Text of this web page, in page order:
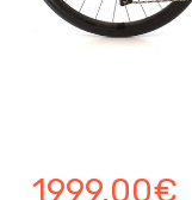
1999.00€